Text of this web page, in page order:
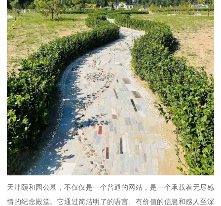
天津颐和园公墓，不仅仅是一个普通的网站，是一个承载着无尽感
情的纪念殿堂。它通过简洁明了的语言、有价值的信息和感人至深